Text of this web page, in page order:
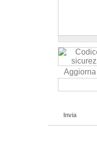
Aggiorna
Invia